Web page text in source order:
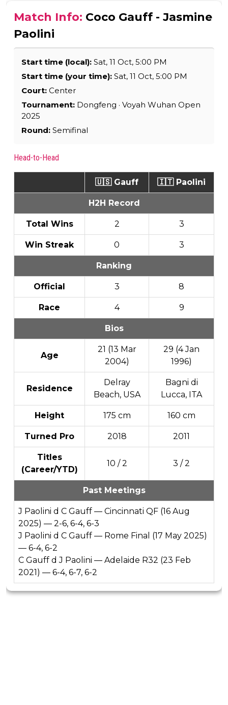
Match Info: Coco Gauff - Jasmine
Paolini
Start time (local): Sat, 11 Oct, 5:00 PM
Start time (your time): Sat, 11 Oct, 5:00 PM
Court: Center
Tournament: Dongfeng · Voyah Wuhan Open
2025
Round: Semifinal
Head-to-Head
🇺🇸 Gauff 🇮🇹 Paolini
H2H Record
Total Wins 2 3
Win Streak 0 3
Ranking
Official 3 8
Race 4 9
Bios
Age
21 (13 Mar
2004)
29 (4 Jan
1996)
Residence
Delray
Beach, USA
Bagni di
Lucca, ITA
Height 175 cm 160 cm
Turned Pro 2018 2011
Titles
(Career/YTD)
10 / 2 3 / 2
Past Meetings
J Paolini d C Gauff — Cincinnati QF (16 Aug
2025) — 2-6, 6-4, 6-3
J Paolini d C Gauff — Rome Final (17 May 2025)
— 6-4, 6-2
C Gauff d J Paolini — Adelaide R32 (23 Feb
2021) — 6-4, 6-7, 6-2